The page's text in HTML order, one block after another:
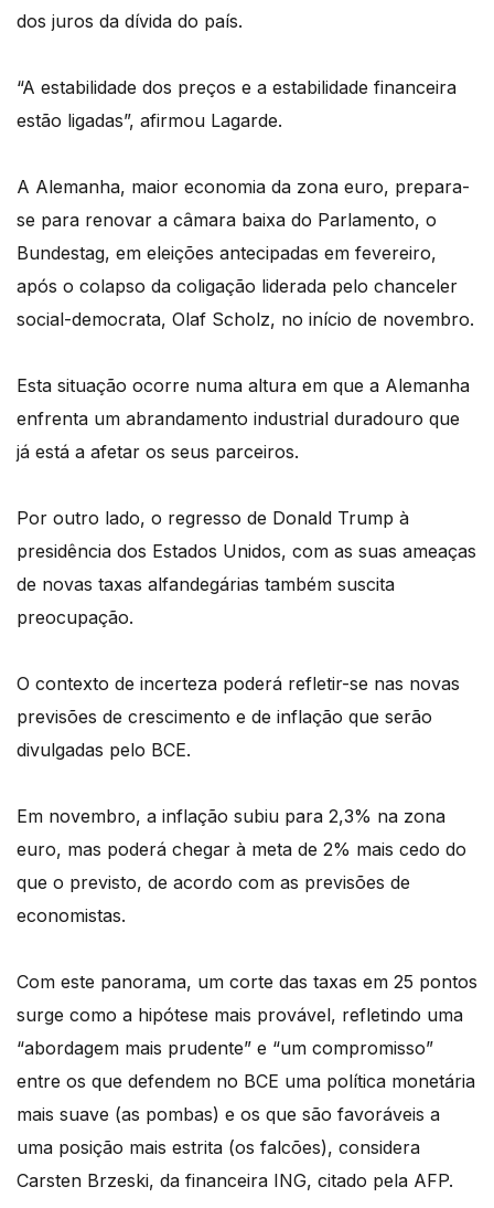
dos juros da dívida do país.
“A estabilidade dos preços e a estabilidade financeira
estão ligadas”, afirmou Lagarde.
A Alemanha, maior economia da zona euro, prepara-
se para renovar a câmara baixa do Parlamento, o
Bundestag, em eleições antecipadas em fevereiro,
após o colapso da coligação liderada pelo chanceler
social-democrata, Olaf Scholz, no início de novembro.
Esta situação ocorre numa altura em que a Alemanha
enfrenta um abrandamento industrial duradouro que
já está a afetar os seus parceiros.
Por outro lado, o regresso de Donald Trump à
presidência dos Estados Unidos, com as suas ameaças
de novas taxas alfandegárias também suscita
preocupação.
O contexto de incerteza poderá refletir-se nas novas
previsões de crescimento e de inflação que serão
divulgadas pelo BCE.
Em novembro, a inflação subiu para 2,3% na zona
euro, mas poderá chegar à meta de 2% mais cedo do
que o previsto, de acordo com as previsões de
economistas.
Com este panorama, um corte das taxas em 25 pontos
surge como a hipótese mais provável, refletindo uma
“abordagem mais prudente” e “um compromisso”
entre os que defendem no BCE uma política monetária
mais suave (as pombas) e os que são favoráveis a
uma posição mais estrita (os falcões), considera
Carsten Brzeski, da financeira ING, citado pela AFP.